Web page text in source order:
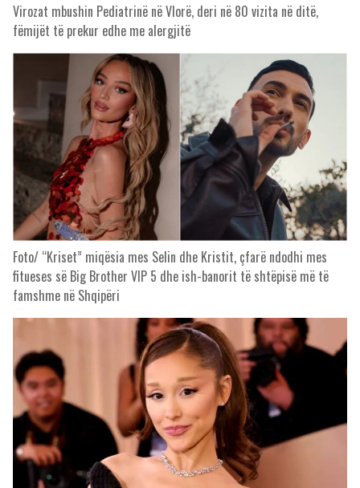
Virozat mbushin Pediatrinë në Vlorë, deri në 80 vizita në ditë,
fëmijët të prekur edhe me alergjitë
Foto/ “Kriset” miqësia mes Selin dhe Kristit, çfarë ndodhi mes
fitueses së Big Brother VIP 5 dhe ish-banorit të shtëpisë më të
famshme në Shqipëri